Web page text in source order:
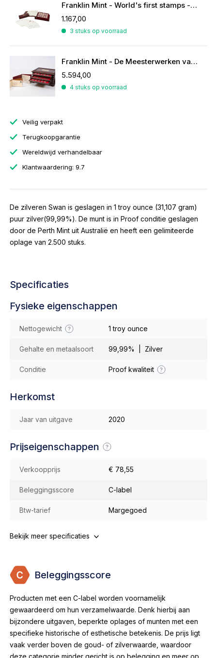
Franklin Mint - World's first stamps - postzegels in sterling zilver
1.167,00
3 stuks op voorraad
Franklin Mint - De Meesterwerken van Rubens
5.594,00
4 stuks op voorraad
Veilig verpakt
Terugkoopgarantie
Wereldwijd verhandelbaar
Klantwaardering: 9.7
De zilveren Swan is geslagen in 1 troy ounce (31,107 gram)
puur zilver(99,99%). De munt is in Proof conditie geslagen
door de Perth Mint uit Australië en heeft een gelimiteerde
oplage van 2.500 stuks.
Specificaties
Fysieke eigenschappen
Nettogewicht 1 troy ounce
Gehalte en metaalsoort 99,99% | Zilver
Conditie Proof kwaliteit
Herkomst
Jaar van uitgave 2020
Prijseigenschappen
Verkoopprijs € 78,55
Beleggingsscore C-label
Btw-tarief Margegoed
Bekijk meer specificaties
Beleggingsscore
Producten met een C-label worden voornamelijk
gewaardeerd om hun verzamelwaarde. Denk hierbij aan
bijzondere uitgaven, beperkte oplages of munten met een
specifieke historische of esthetische betekenis. De prijs ligt
vaak verder boven de goud- of zilverwaarde, waardoor
deze categorie minder gericht is op belegging en meer op